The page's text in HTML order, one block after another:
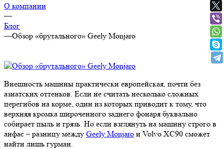
О компании
—
Блог
—Обзор «брутального» Geely Monjaro
Внешность машины практически европейская, почти без
азиатских оттенков. Если не считать несколько сложных
перегибов на корме, один из которых приводит к тому, что
верхняя кромка широченного заднего фонаря буквально
собирает пыль и грязь. Но если взглянуть на машину строго в
анфас – разницу между Geely Monjaro и Volvo XC90 сможет
найти лишь гурман.